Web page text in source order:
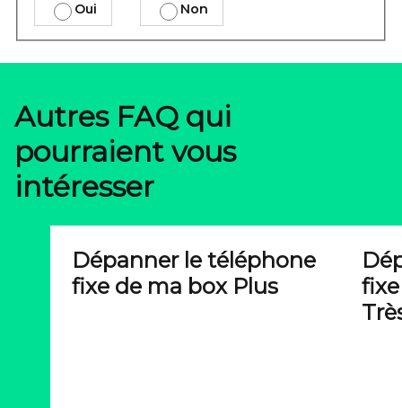
Oui Non
Autres FAQ qui
pourraient vous
intéresser
Dépanner le téléphone
fixe de ma box Plus